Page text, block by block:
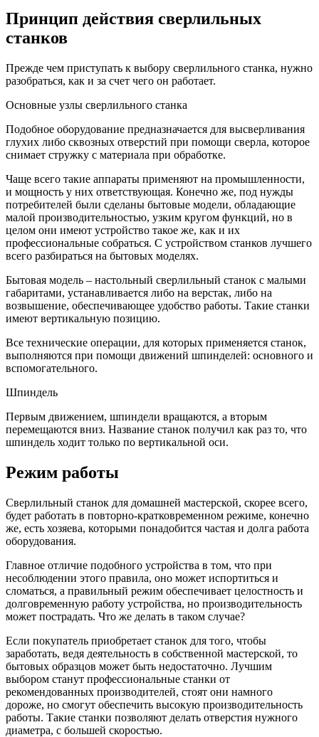
Принцип действия сверлильных
станков
Прежде чем приступать к выбору сверлильного станка, нужно
разобраться, как и за счет чего он работает.
Основные узлы сверлильного станка
Подобное оборудование предназначается для высверливания
глухих либо сквозных отверстий при помощи сверла, которое
снимает стружку с материала при обработке.
Чаще всего такие аппараты применяют на промышленности,
и мощность у них ответствующая. Конечно же, под нужды
потребителей были сделаны бытовые модели, обладающие
малой производительностью, узким кругом функций, но в
целом они имеют устройство такое же, как и их
профессиональные собраться. С устройством станков лучшего
всего разбираться на бытовых моделях.
Бытовая модель – настольный сверлильный станок с малыми
габаритами, устанавливается либо на верстак, либо на
возвышение, обеспечивающее удобство работы. Такие станки
имеют вертикальную позицию.
Все технические операции, для которых применяется станок,
выполняются при помощи движений шпинделей: основного и
вспомогательного.
Шпиндель
Первым движением, шпиндели вращаются, а вторым
перемещаются вниз. Название станок получил как раз то, что
шпиндель ходит только по вертикальной оси.
Режим работы
Сверлильный станок для домашней мастерской, скорее всего,
будет работать в повторно-кратковременном режиме, конечно
же, есть хозяева, которыми понадобится частая и долга работа
оборудования.
Главное отличие подобного устройства в том, что при
несоблюдении этого правила, оно может испортиться и
сломаться, а правильный режим обеспечивает целостность и
долговременную работу устройства, но производительность
может пострадать. Что же делать в таком случае?
Если покупатель приобретает станок для того, чтобы
заработать, ведя деятельность в собственной мастерской, то
бытовых образцов может быть недостаточно. Лучшим
выбором станут профессиональные станки от
рекомендованных производителей, стоят они намного
дороже, но смогут обеспечить высокую производительность
работы. Такие станки позволяют делать отверстия нужного
диаметра, с большей скоростью.